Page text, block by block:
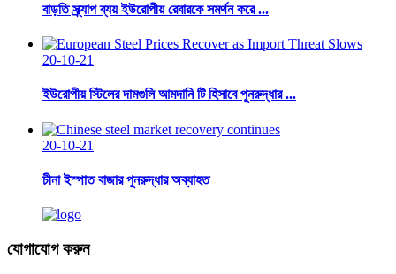
বাড়তি স্ক্র্যাপ ব্যয় ইউরোপীয় রেবারকে সমর্থন করে ...
20-10-21
ইউরোপীয় স্টিলের দামগুলি আমদানি টি হিসাবে পুনরুদ্ধার ...
20-10-21
চীনা ইস্পাত বাজার পুনরুদ্ধার অব্যাহত
যোগাযোগ করুন